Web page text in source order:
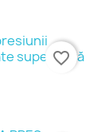
favorite_border